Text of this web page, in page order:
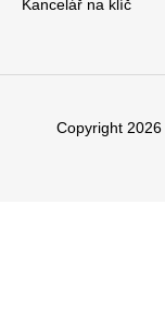
Kancelář na klíč
Copyright 2026